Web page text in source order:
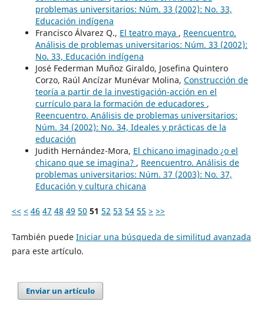
problemas universitarios: Núm. 33 (2002): No. 33,
Educación indígena
Francisco Álvarez Q., El teatro maya , Reencuentro.
Análisis de problemas universitarios: Núm. 33 (2002):
No. 33, Educación indígena
José Federman Muñoz Giraldo, Josefina Quintero
Corzo, Raúl Ancízar Munévar Molina, Construcción de
teoría a partir de la investigación-acción en el
currículo para la formación de educadores ,
Reencuentro. Análisis de problemas universitarios:
Núm. 34 (2002): No. 34, Ideales y prácticas de la
educación
Judith Hernández-Mora, El chicano imaginado ¿o el
chicano que se imagina? , Reencuentro. Análisis de
problemas universitarios: Núm. 37 (2003): No. 37,
Educación y cultura chicana
<< < 46 47 48 49 50 51 52 53 54 55 > >>
También puede Iniciar una búsqueda de similitud avanzada
para este artículo.
Enviar un artículo